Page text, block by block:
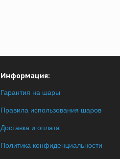
Информация:
Гарантия на шары
Правила использования шаров
Доставка и оплата
Политика конфиденциальности